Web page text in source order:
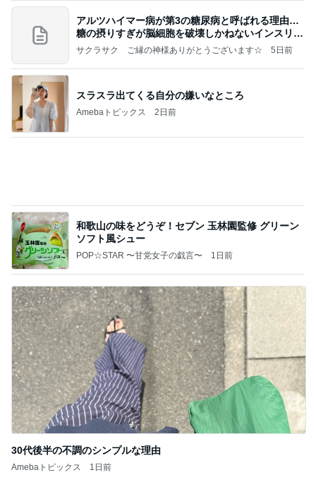
和歌山の味をどうぞ！セブン 玉林園監修 グリーン
ソフト風シュー
POP☆STAR 〜甘党女子の戯言〜 1日前
30代後半の不調のシンプルな理由
Amebaトピックス 1日前
記事を読む